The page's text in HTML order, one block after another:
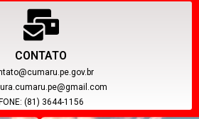
CONTATO
FONE: (81) 3644-1156